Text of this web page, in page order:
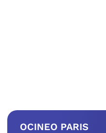
OCINEO PARIS